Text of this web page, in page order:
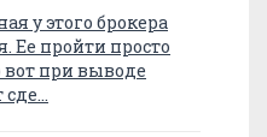
у этого брокера
Ее пройти просто
вот при выводе
сде…